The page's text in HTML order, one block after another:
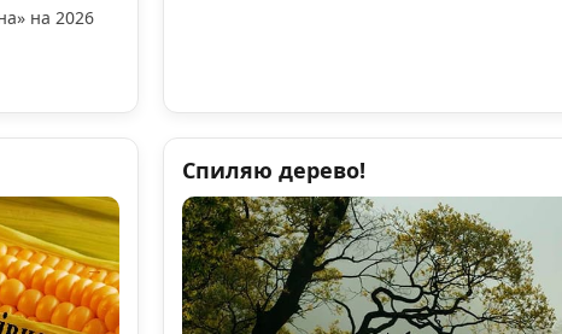
на 2026
Спиляю дерево!